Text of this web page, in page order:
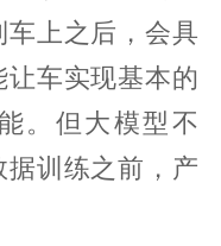
上之后，会具
车实现基本的
。但大模型不
训练之前，产